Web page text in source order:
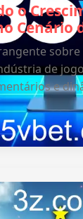
o
Cenário
sobre
de
e